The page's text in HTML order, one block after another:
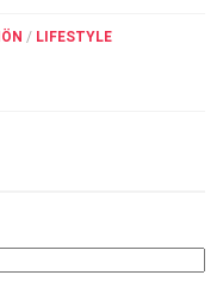
/ LIFESTYLE